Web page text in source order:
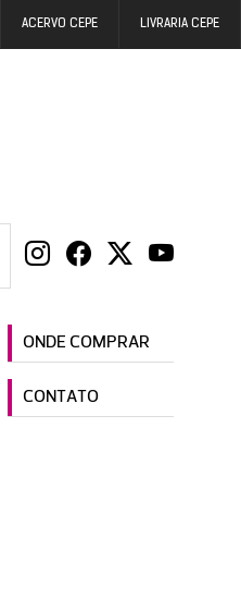
ACERVO CEPE LIVRARIA CEPE
ONDE COMPRAR
CONTATO